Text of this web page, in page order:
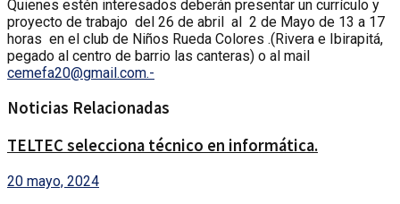
Quienes estén interesados deberán presentar un currículo y
proyecto de trabajo del 26 de abril al 2 de Mayo de 13 a 17
horas en el club de Niños Rueda Colores .(Rivera e Ibirapitá,
pegado al centro de barrio las canteras) o al mail
cemefa20@gmail.com.-
Noticias Relacionadas
TELTEC selecciona técnico en informática.
20 mayo, 2024